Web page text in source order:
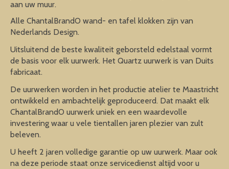
aan uw muur.
Alle ChantalBrandO wand- en tafel klokken zijn van
Nederlands Design.
Uitsluitend de beste kwaliteit geborsteld edelstaal vormt
de basis voor elk uurwerk. Het Quartz uurwerk is van Duits
fabricaat.
De uurwerken worden in het productie atelier te Maastricht
ontwikkeld en ambachtelijk geproduceerd. Dat maakt elk
ChantalBrandO uurwerk uniek en een waardevolle
investering waar u vele tientallen jaren plezier van zult
beleven.
U heeft 2 jaren volledige garantie op uw uurwerk. Maar ook
na deze periode staat onze servicedienst altijd voor u